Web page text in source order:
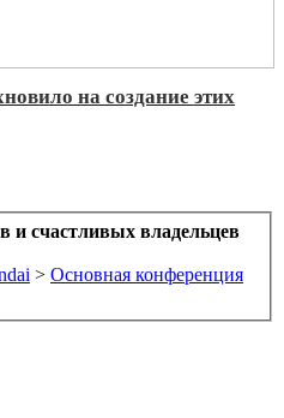
на создание этих
и счастливых владельцев
> Основная конференция